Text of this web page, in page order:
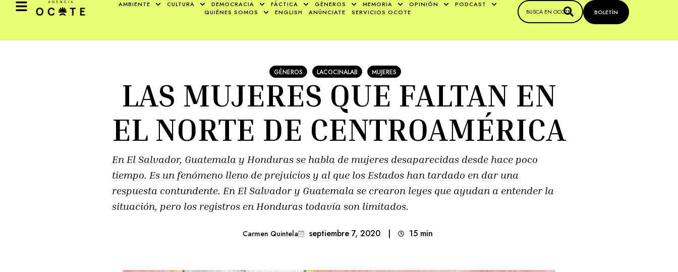
AMBIENTE CULTURA DEMOCRACIA FÁCTICA GÉNEROS MEMORIA OPINIÓN
PODCAST
QUIÉNES SOMOS
ENGLISH ANÚNCIATE SERVICIOS OCOTE BOLETÍN
GÉNEROS LACOCINALAB MUJERES
LAS MUJERES QUE FALTAN EN
EL NORTE DE CENTROAMÉRICA
En El Salvador, Guatemala y Honduras se habla de mujeres desaparecidas desde hace poco
tiempo. Es un fenómeno lleno de prejuicios y al que los Estados han tardado en dar una
respuesta contundente. En El Salvador y Guatemala se crearon leyes que ayudan a entender la
situación, pero los registros en Honduras todavía son limitados.
Carmen Quintela septiembre 7, 2020 | 15 min